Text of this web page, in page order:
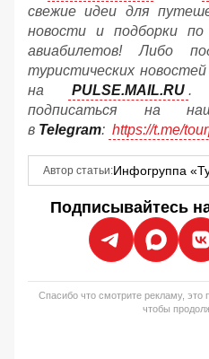
свежие идеи для
новости и подборки
авиабилетов! Либо
туристических новостей
на
PULSE.MAIL.RU .
подписаться на
в Telegram: https://t.me/
Автор статьи:Инфогруппа
Подписывайтесь
Спасибо что смотрите рекламу, это
чтобы